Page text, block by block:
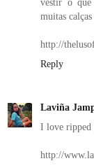
muitas
http://
Reply
Laviña
I love ripped
http://